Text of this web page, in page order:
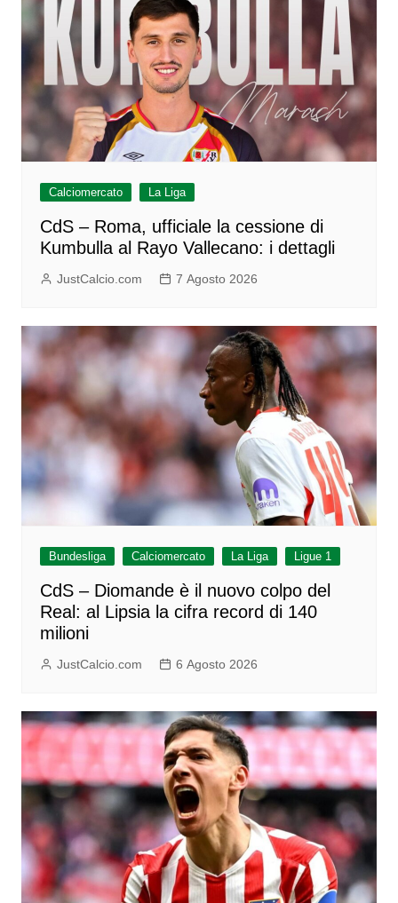
Calciomercato La Liga
CdS – Roma, ufficiale la cessione di
Kumbulla al Rayo Vallecano: i dettagli
JustCalcio.com 7 Agosto 2026
Bundesliga Calciomercato La Liga Ligue 1
CdS – Diomande è il nuovo colpo del
Real: al Lipsia la cifra record di 140
milioni
JustCalcio.com 6 Agosto 2026